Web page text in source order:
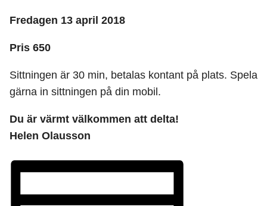
Fredagen 13 april 2018
Pris 650
Sittningen är 30 min, betalas kontant på plats. Spela
gärna in sittningen på din mobil.
Du är värmt välkommen att delta!
Helen Olausson